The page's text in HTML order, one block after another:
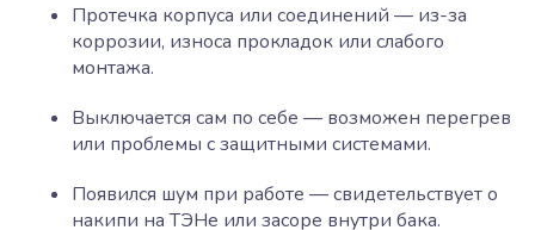
Протечка корпуса или соединений — из-за
коррозии, износа прокладок или слабого
монтажа.
Выключается сам по себе — возможен перегрев
или проблемы с защитными системами.
Появился шум при работе — свидетельствует о
накипи на ТЭНе или засоре внутри бака.